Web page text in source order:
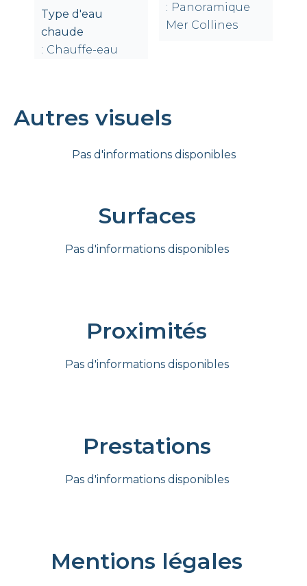
Type d'eau
chaude
Chauffe-eau
Panoramique
Mer Collines
Autres visuels
Pas d'informations disponibles
Surfaces
Pas d'informations disponibles
Proximités
Pas d'informations disponibles
Prestations
Pas d'informations disponibles
Mentions légales